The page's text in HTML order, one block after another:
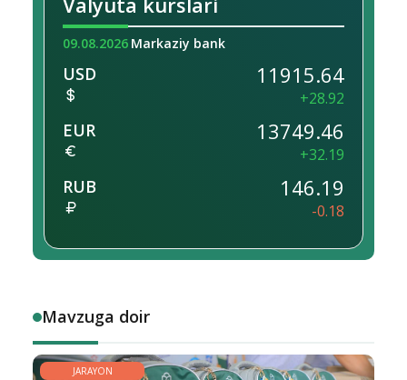
09.08.2026 Markaziy bank
USD 11915.64
+28.92
EUR 13749.46
+32.19
RUB 146.19
-0.18
Mavzuga doir
JARAYON